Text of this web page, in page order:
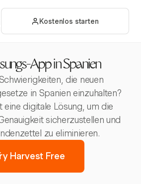
Kostenlos starten
App in Spanien
die neuen
in Spanien einzuhalten?
eine digitale Lösung, um die
sicherzustellen und
zu eliminieren.
Harvest Free